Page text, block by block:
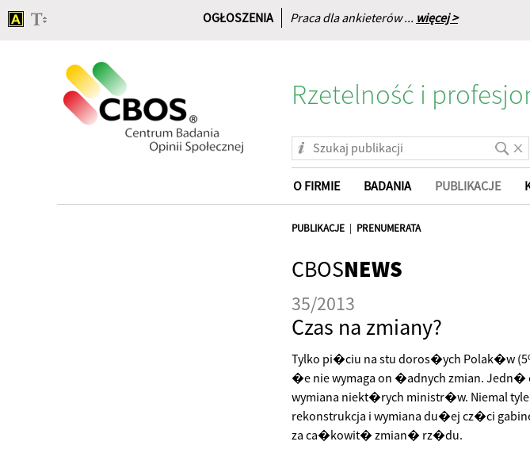
OGŁOSZENIA Praca dla ankieterów ... więcej >
główna
Rzetelność i
O FIRMIE BADANIA PUBLIKACJE
PUBLIKACJE | PRENUMERATA
CBOSNEWS
35/2013
Czas na zmiany?
Tylko pi�ciu na stu doros�ych Polak�w
�e nie wymaga on �adnych zmian.
wymiana niekt�rych ministr�w. Niemal
rekonstrukcja i wymiana du�ej cz�ci
za ca�kowit� zmian� rz�du.